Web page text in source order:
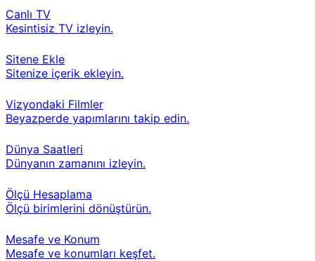
Canlı TV
Kesintisiz TV izleyin.
Sitene Ekle
Sitenize içerik ekleyin.
Vizyondaki Filmler
Beyazperde yapımlarını takip edin.
Dünya Saatleri
Dünyanın zamanını izleyin.
Ölçü Hesaplama
Ölçü birimlerini dönüştürün.
Mesafe ve Konum
Mesafe ve konumları keşfet.